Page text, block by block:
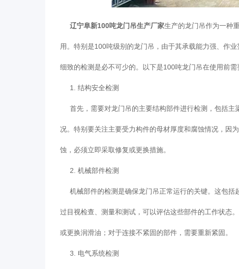
辽宁阜新100吨龙门吊生产厂家生产的龙门吊作为一种
用。特别是100吨级别的龙门吊，由于其承载能力强、作
细致的检测是必不可少的。以下是100吨龙门吊在使用前需
1. 结构安全检测
首先，需要对龙门吊的主要结构部件进行检测，包括主
况。特别要关注主要受力构件的母材厚度和腐蚀情况，因
蚀，必须立即采取修复或更换措施。
2. 机械部件检测
机械部件的检测是确保龙门吊正常运行的关键。这包括
过目视检查、测量和测试，可以评估这些部件的工作状态
或更换润滑油；对于连接不紧固的部件，需要重新紧固。
3. 电气系统检测